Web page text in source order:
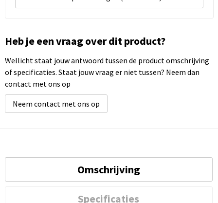
Heb je een vraag over dit product?
Wellicht staat jouw antwoord tussen de product omschrijving
of specificaties. Staat jouw vraag er niet tussen? Neem dan
contact met ons op
Neem contact met ons op
Omschrijving
Specificaties